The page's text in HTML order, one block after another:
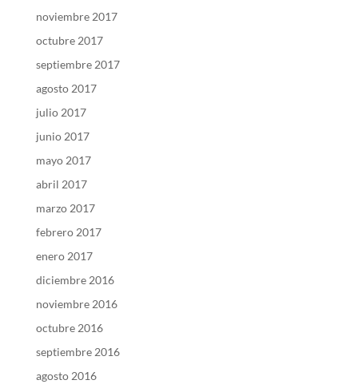
noviembre 2017
octubre 2017
septiembre 2017
agosto 2017
julio 2017
junio 2017
mayo 2017
abril 2017
marzo 2017
febrero 2017
enero 2017
diciembre 2016
noviembre 2016
octubre 2016
septiembre 2016
agosto 2016